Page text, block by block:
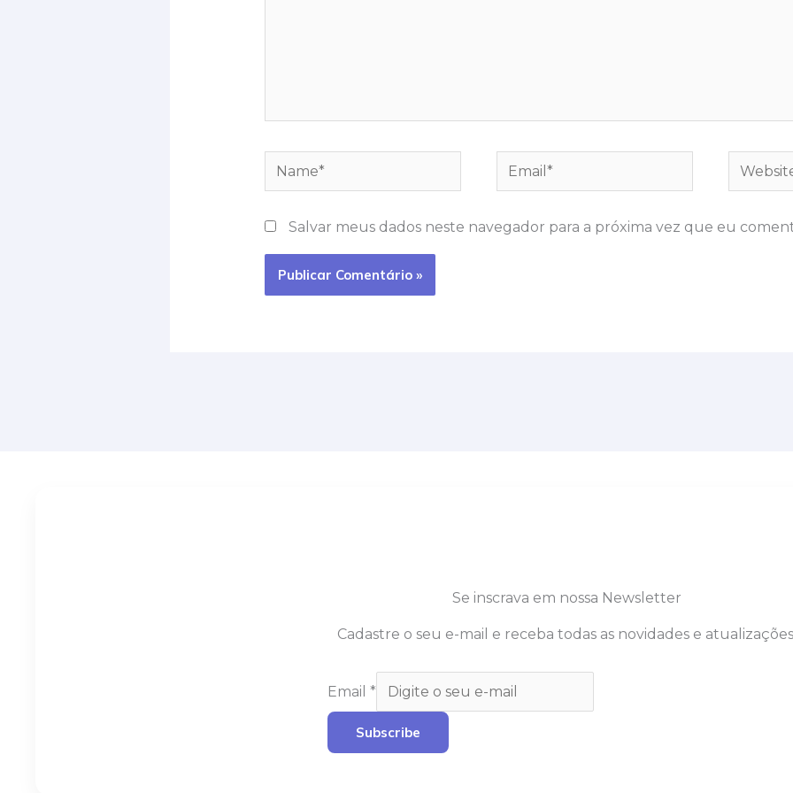
Name* Email* Website
Salvar meus dados neste navegador para a próxima vez que eu
Se inscrava em nossa Newsletter
Cadastre o seu e-mail e receba todas as novidades e
Email *
Subscribe